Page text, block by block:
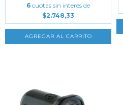
6 cuotas sin interés de
$2.748,33